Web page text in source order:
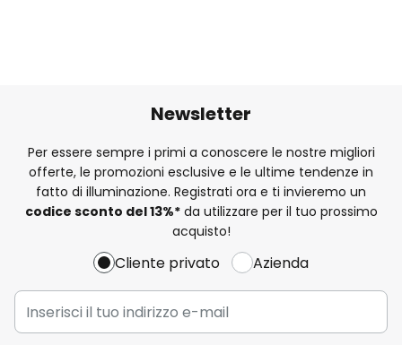
Newsletter
Per essere sempre i primi a conoscere le nostre migliori
offerte, le promozioni esclusive e le ultime tendenze in
fatto di illuminazione. Registrati ora e ti invieremo un
codice sconto del13%*da utilizzare per il tuo prossimo
acquisto!
Cliente privato Azienda